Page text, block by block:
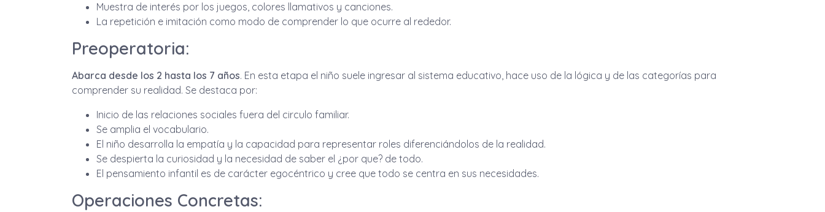
Muestra de interés por los juegos, colores llamativos y canciones.
La repetición e imitación como modo de comprender lo que ocurre al rededor.
Preoperatoria:
Abarca desde los 2 hasta los 7 años. En esta etapa el niño suele ingresar al sistema educativo, hace uso de la lógica y de las categorías para
comprender su realidad. Se destaca por:
Inicio de las relaciones sociales fuera del circulo familiar.
Se amplia el vocabulario.
El niño desarrolla la empatía y la capacidad para representar roles diferenciándolos de la realidad.
Se despierta la curiosidad y la necesidad de saber el ¿por que? de todo.
El pensamiento infantil es de carácter egocéntrico y cree que todo se centra en sus necesidades.
Operaciones Concretas: